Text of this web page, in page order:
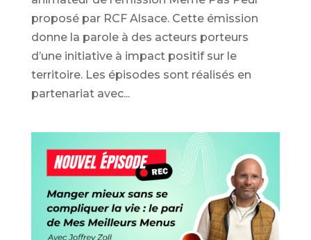
proposé par RCF Alsace. Cette émission
donne la parole à des acteurs porteurs
d’une initiative à impact positif sur le
territoire. Les épisodes sont réalisés en
partenariat avec...